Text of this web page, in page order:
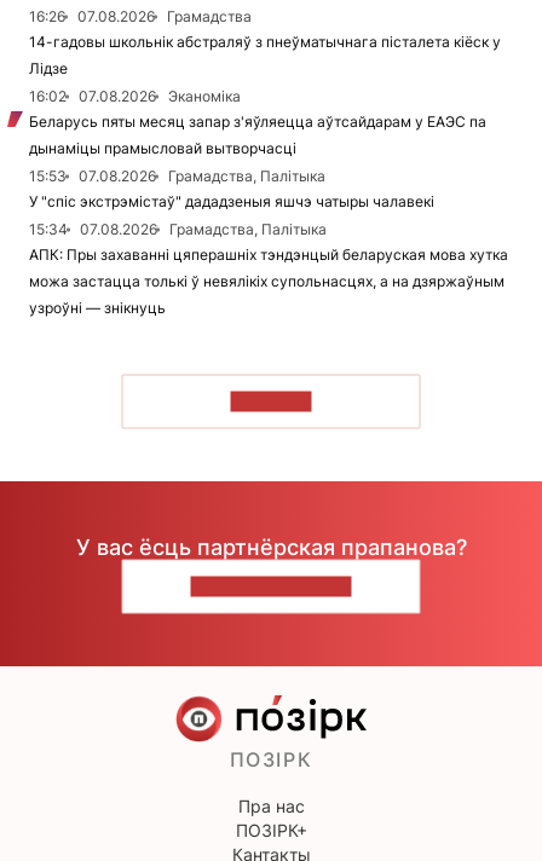
16:26
07.08.2026
Грамадства
14-гадовы школьнік абстраляў з пнеўматычнага пісталета кіёск у
Лідзе
16:02
07.08.2026
Эканоміка
Беларусь пяты месяц запар з'яўляецца аўтсайдарам у ЕАЭС па
дынаміцы прамысловай вытворчасці
15:53
07.08.2026
Грамадства, Палітыка
У "спіс экстрэмістаў" дададзеныя яшчэ чатыры чалавекі
15:34
07.08.2026
Грамадства, Палітыка
АПК: Пры захаванні цяперашніх тэндэнцый беларуская мова хутка
можа застацца толькі ў невялікіх супольнасцях, а на дзяржаўным
узроўні — знікнуць
У вас ёсць партнёрская прапанова?
ПОЗІРК
Пра нас
ПОЗІРК+
Кантакты